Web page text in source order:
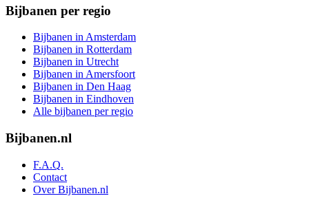
Bijbanen per regio
Bijbanen in Amsterdam
Bijbanen in Rotterdam
Bijbanen in Utrecht
Bijbanen in Amersfoort
Bijbanen in Den Haag
Bijbanen in Eindhoven
Alle bijbanen per regio
Bijbanen.nl
F.A.Q.
Contact
Over Bijbanen.nl